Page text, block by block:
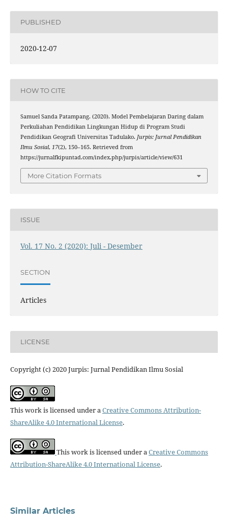
PUBLISHED
2020-12-07
HOW TO CITE
Samuel Sanda Patampang. (2020). Model Pembelajaran Daring dalam
Perkuliahan Pendidikan Lingkungan Hidup di Program Studi
Pendidikan Geografi Universitas Tadulako. Jurpis: Jurnal Pendidikan
Ilmu Sosial, 17(2), 150–165. Retrieved from
https://jurnalfkipuntad.com/index.php/jurpis/article/view/631
More Citation Formats
ISSUE
Vol. 17 No. 2 (2020): Juli - Desember
SECTION
Articles
LICENSE
Copyright (c) 2020 Jurpis: Jurnal Pendidikan Ilmu Sosial
This work is licensed under aCreative Commons Attribution-
ShareAlike 4.0 International License.
This work is licensed under aCreative Commons
Attribution-ShareAlike 4.0 International License.
Similar Articles